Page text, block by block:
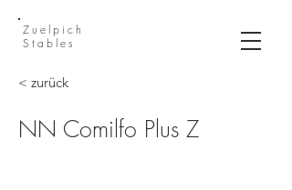
Zuelpich
Stables
< zurück
NN Comilfo Plus Z